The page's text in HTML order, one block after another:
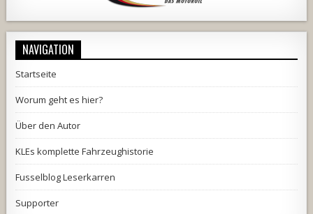
NAVIGATION
Startseite
Worum geht es hier?
Über den Autor
KLEs komplette Fahrzeughistorie
Fusselblog Leserkarren
Supporter